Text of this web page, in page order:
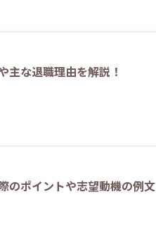
主な退職理由を解説！
のポイントや志望動機の例文